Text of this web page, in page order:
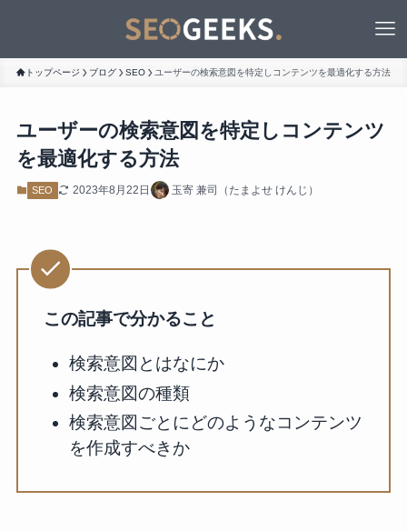
トップページ ブログ SEO ユーザーの検索意図を特定しコンテンツを最適化する方法
ユーザーの検索意図を特定しコンテンツ
を最適化する方法
SEO 2023年8月22日 玉寄 兼司（たまよせ けんじ）
この記事で分かること
検索意図とはなにか
検索意図の種類
検索意図ごとにどのようなコンテンツ
を作成すべきか